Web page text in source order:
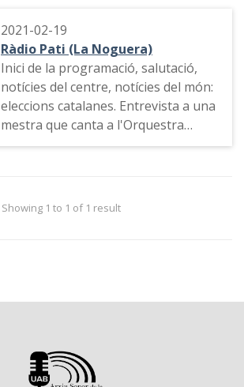
2021-02-19
Ràdio Pati (La Noguera)
Inici de la programació, salutació,
notícies del centre, notícies del món:
eleccions catalanes. Entrevista a una
mestra que canta a l'Orquestra
Mediterrània de Tàrrega.
Showing 1 to 1 of 1 result